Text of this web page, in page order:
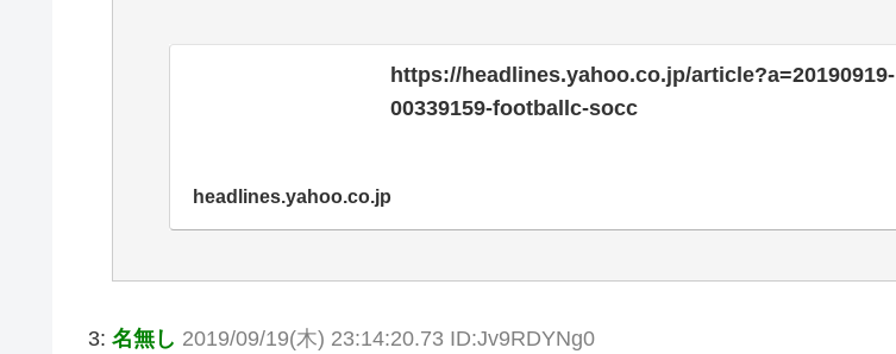
https://headlines.yahoo.co.jp/article?a=20190919-
00339159-footballc-socc
headlines.yahoo.co.jp
3: 名無し 2019/09/19(木) 23:14:20.73 ID:Jv9RDYNg0